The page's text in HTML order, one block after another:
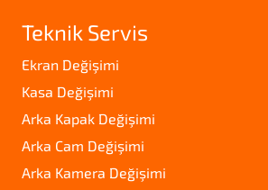
Teknik Servis
Ekran Değişimi
Kasa Değişimi
Arka Kapak Değişimi
Arka Cam Değişimi
Arka Kamera Değişimi